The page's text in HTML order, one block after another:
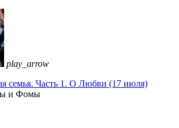
play_arrow
семья. Часть 1. О Любви (17 июля)
и Фомы